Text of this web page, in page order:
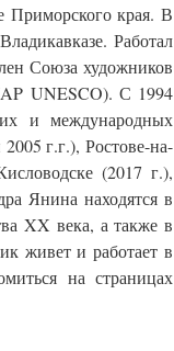
Приморского края. В
Работал
Союза художников
UNESCO). С 1994
и международных
г.г.), Ростове-на-
(2017 г.),
Янина находятся в
XX века, а также в
живет и работает в
на страницах